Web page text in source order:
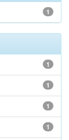
1
1
1
1
1